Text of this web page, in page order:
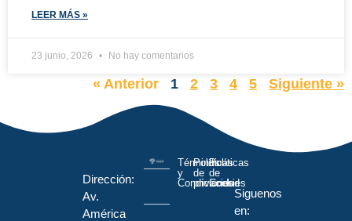
LEER MÁS »
23 junio, 2026 No hay comentarios
« Anterior 1 2 3 4 5 Siguiente »
Dirección:
Av.
América
Términos
y
Condiciones
Políticas
de
privacidad
Políticas
de
Cookies
Siguenos
en: